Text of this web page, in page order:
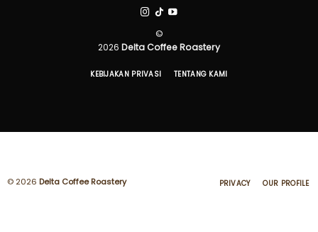
©
2026 Delta Coffee Roastery
KEBIJAKAN PRIVASI TENTANG KAMI
© 2026 Delta Coffee Roastery PRIVACY OUR PROFILE